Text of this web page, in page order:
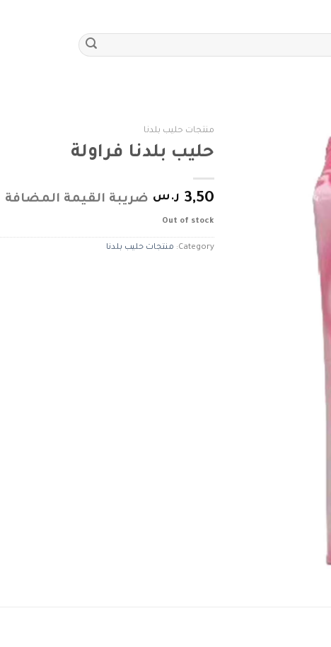
منتجات حليب بلدنا
حليب بلدنا فراولة
3,50 ر.س ضريبة القيمة المضافة
Out of stock
Category: منتجات حليب بلدنا